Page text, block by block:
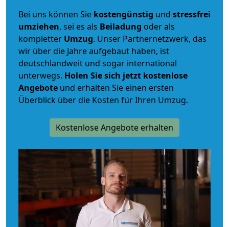
Bei uns können Sie kostengünstig und stressfrei
umziehen, sei es als Beiladung oder als
kompletter Umzug. Unser Partnernetzwerk, das
wir über die Jahre aufgebaut haben, ist
deutschlandweit und sogar international
unterwegs. Holen Sie sich jetzt kostenlose
Angebote und erhalten Sie einen ersten
Überblick über die Kosten für Ihren Umzug.
Kostenlose Angebote erhalten